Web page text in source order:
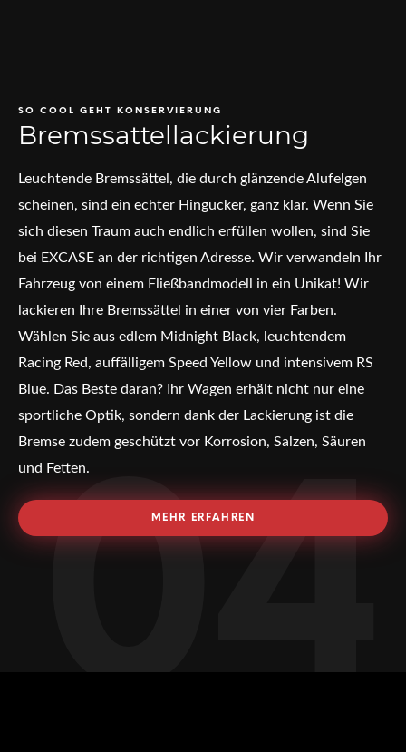
SO COOL GEHT KONSERVIERUNG
Bremssattellackierung
Leuchtende Bremssättel, die durch glänzende Alufelgen
scheinen, sind ein echter Hingucker, ganz klar. Wenn Sie
sich diesen Traum auch endlich erfüllen wollen, sind Sie
bei EXCASE an der richtigen Adresse. Wir verwandeln Ihr
Fahrzeug von einem Fließbandmodell in ein Unikat! Wir
lackieren Ihre Bremssättel in einer von vier Farben.
Wählen Sie aus edlem Midnight Black, leuchtendem
Racing Red, auffälligem Speed Yellow und intensivem RS
Blue. Das Beste daran? Ihr Wagen erhält nicht nur eine
sportliche Optik, sondern dank der Lackierung ist die
Bremse zudem geschützt vor Korrosion, Salzen, Säuren
und Fetten.
04
MEHR ERFAHREN